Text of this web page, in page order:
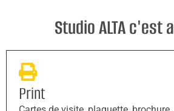
Studio ALTA c'est
Print